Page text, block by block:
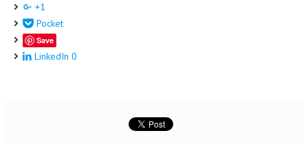
+1
Pocket
Save
LinkedIn 0